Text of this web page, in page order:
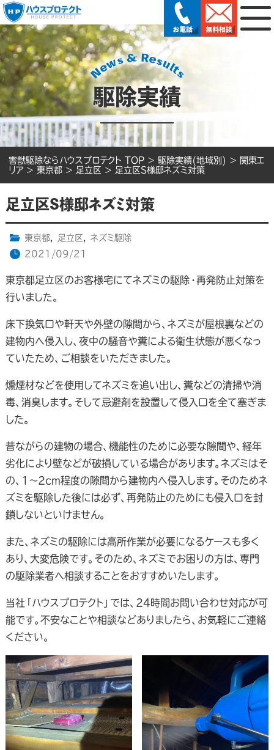
駆除実績
害獣駆除ならハウスプロテクト TOP > 駆除実績(地域別) > 関東エ
リア > 東京都 > 足立区 > 足立区S様邸ネズミ対策
足立区S様邸ネズミ対策
東京都, 足立区 ,
ネズミ駆除
2021/09/21
東京都足立区のお客様宅にてネズミの駆除・再発防止対策を
行いました。
床下換気口や軒天や外壁の隙間から、ネズミが屋根裏などの
建物内へ侵入し、夜中の騒音や糞による衛生状態が悪くなっ
ていたため、ご相談をいただきました。
燻煙材などを使用してネズミを追い出し、糞などの清掃や消
毒、消臭します。そして忌避剤を設置して侵入口を全て塞ぎま
した。
昔ながらの建物の場合、機能性のために必要な隙間や、経年
劣化により壁などが破損している場合があります。ネズミはそ
の、1～2cm程度の隙間から建物内へ侵入します。そのためネ
ズミを駆除した後には必ず、再発防止のためにも侵入口を封
鎖しないといけません。
また、ネズミの駆除には高所作業が必要になるケースも多く
あり、大変危険です。そのため、ネズミでお困りの方は、専門
の駆除業者へ相談することをおすすめいたします。
当社「ハウスプロテクト」では、24時間お問い合わせ対応が可
能です。不安なことや相談などありましたら、お気軽にご連絡
ください。